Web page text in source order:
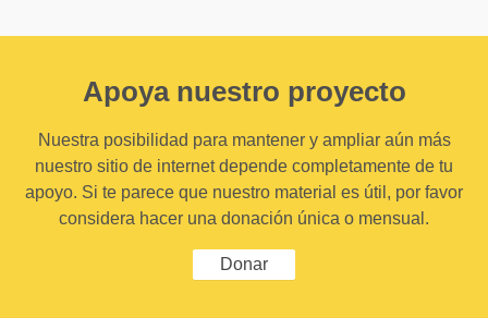
Apoya nuestro proyecto
Nuestra posibilidad para mantener y ampliar aún más
nuestro sitio de internet depende completamente de tu
apoyo. Si te parece que nuestro material es útil, por favor
considera hacer una donación única o mensual.
Donar